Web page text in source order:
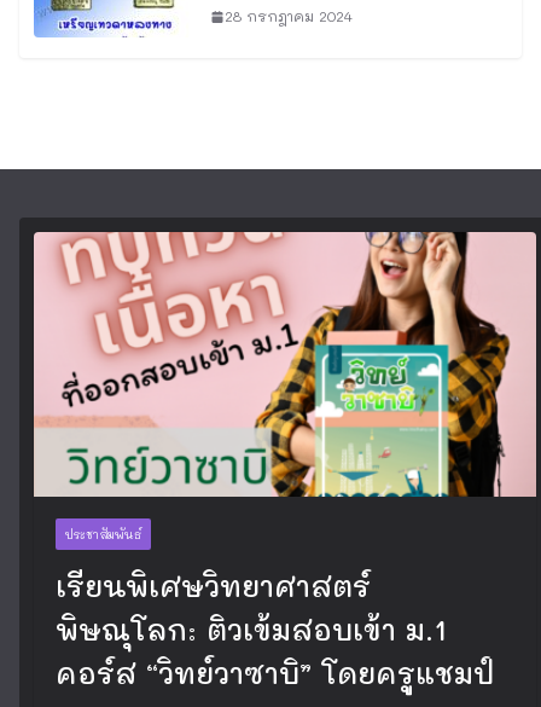
28 กรกฎาคม 2024
ประชาสัมพันธ์
เรียนพิเศษวิทยาศาสตร์
พิษณุโลก: ติวเข้มสอบเข้า ม.1
คอร์ส “วิทย์วาซาบิ” โดยครูแชมป์